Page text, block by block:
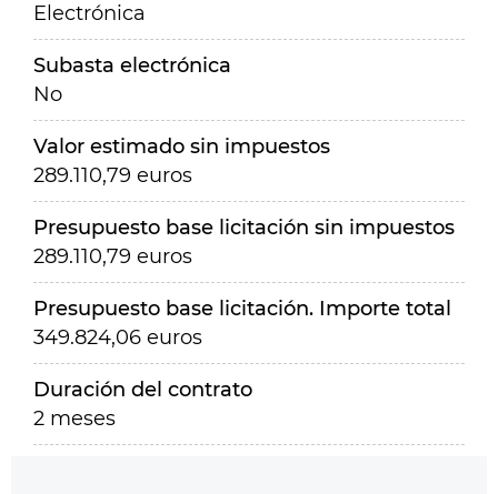
Electrónica
Subasta electrónica
No
Valor estimado sin impuestos
289.110,79 euros
Presupuesto base licitación sin impuestos
289.110,79 euros
Presupuesto base licitación. Importe total
349.824,06 euros
Duración del contrato
2 meses